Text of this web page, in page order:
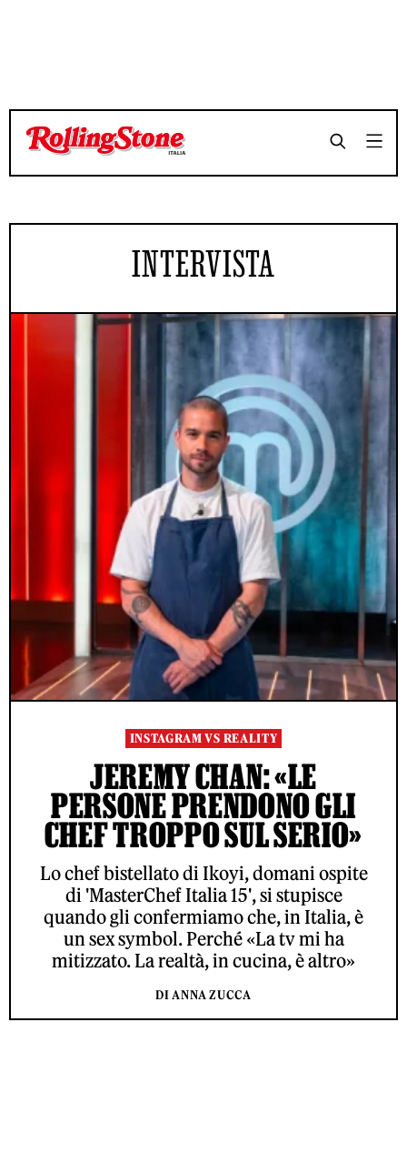
INTERVISTA
INSTAGRAM VS REALITY
JEREMY CHAN: «LE
PERSONE PRENDONO GLI
CHEF TROPPO SUL SERIO»
Lo chef bistellato di Ikoyi, domani ospite
di 'MasterChef Italia 15', si stupisce
quando gli confermiamo che, in Italia, è
un sex symbol. Perché «La tv mi ha
mitizzato. La realtà, in cucina, è altro»
DI ANNA ZUCCA